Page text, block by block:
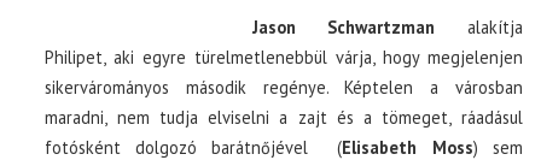
Jason Schwartzman alakítja
Philipet, aki egyre türelmetlenebbül várja, hogy megjelenjen
sikervárományos második regénye. Képtelen a városban
maradni, nem tudja elviselni a zajt és a tömeget, ráadásul
fotósként dolgozó barátnőjével (Elisabeth Moss) sem